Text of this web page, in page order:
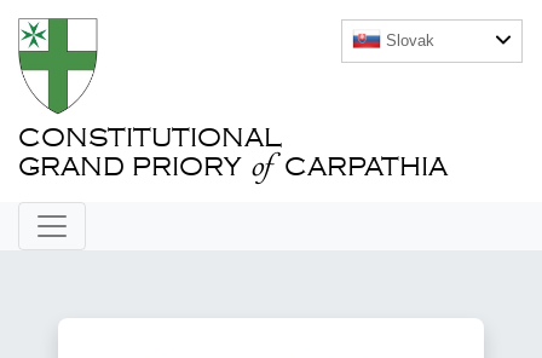
CONSTITUTIONAL
GRAND PRIORY of CARPATHIA
Slovak